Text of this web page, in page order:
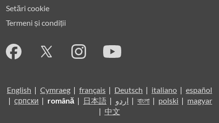
Setări cookie
Termeni și condiții
English | Cymraeg | français | Deutsch | italiano | español
| српски | română | 日本語 | اردو | বাংলা | polski | magyar
| 中文